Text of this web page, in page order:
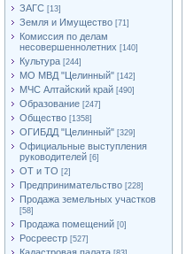
ЗАГС [13]
Земля и Имущество [71]
Комиссия по делам
несовершеннолетних [140]
Культура [244]
МО МВД "Целинный" [142]
МЧС Алтайский край [490]
Образование [247]
Общество [1358]
ОГИБДД "Целинный" [329]
Официальные выступления
руководителей [6]
ОТ и ТО [2]
Предпринимательство [228]
Продажа земельных участков
[58]
Продажа помещений [0]
Росреестр [527]